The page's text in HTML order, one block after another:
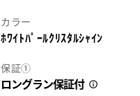
カラー
ﾎﾜｲﾄﾊﾟｰﾙｸﾘｽﾀﾙｼｬｲﾝ
保証①
ロングラン保証付